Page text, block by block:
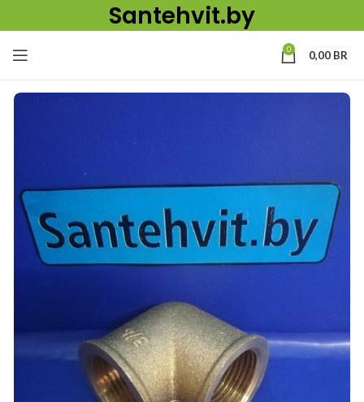
Santehvit.by
0 0,00 BR